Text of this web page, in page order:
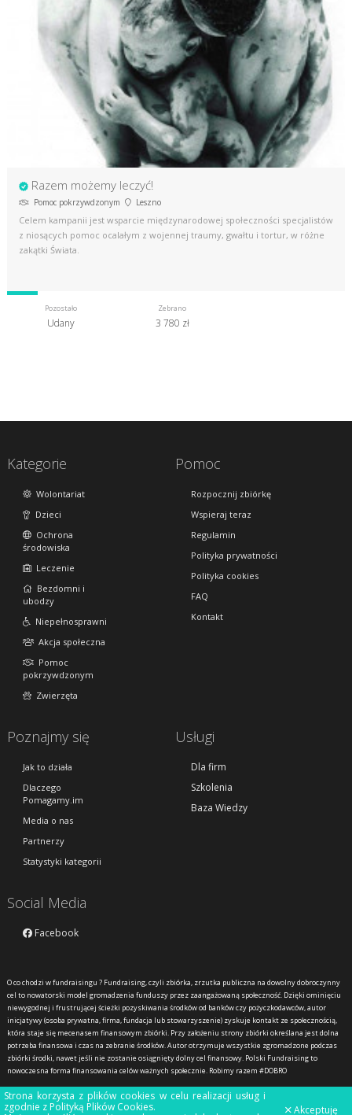
Strona korzysta z plików cookies w celu realizacji usług i
zgodnie z Polityką Plików Cookies.
Akceptuję
Razem możemy leczyć!
Pomoc pokrzywdzonym Leszno
Celem kampanii jest wsparcie międzynarodowej społeczności specjalistów
z niosących pomoc ocalałym z wojennej traumy, gwałtu i tortur, w różne
zakątki Świata.
Pozostało
Udany
Zebrano
3 780 zł
Kategorie
Wolontariat
Dzieci
Ochrona
środowiska
Leczenie
Bezdomni i
ubodzy
Niepełnosprawni
Akcja społeczna
Pomoc
pokrzywdzonym
Zwierzęta
Pomoc
Rozpocznij zbiórkę
Wspieraj teraz
Regulamin
Polityka prywatności
Polityka cookies
FAQ
Kontakt
Poznajmy się
Jak to działa
Dlaczego
Pomagamy.im
Media o nas
Partnerzy
Statystyki kategorii
Usługi
Dla firm
Szkolenia
Baza Wiedzy
Social Media
Facebook
O co chodzi w fundraisingu ? Fundraising, czyli zbiórka, zrzutka publiczna na dowolny dobroczynny
cel to nowatorski model gromadzenia funduszy przez zaangażowaną społeczność. Dzięki ominięciu
niewygodnej i frustrującej ścieżki pozyskiwania środków od banków czy pożyczkodawców, autor
inicjatywy (osoba prywatna, firma, fundacja lub stowarzyszenie) zyskuje kontakt ze społecznością,
która staje się mecenasem finansowym zbiórki. Przy założeniu strony zbiórki określana jest dolna
potrzeba finansowa i czas na zebranie środków. Autor otrzymuje wszystkie zgromadzone podczas
zbiórki środki, nawet jeśli nie zostanie osiągnięty dolny cel finansowy. Polski Fundraising to
nowoczesna forma finansowania celów ważnych społecznie. Robimy razem #DOBRO